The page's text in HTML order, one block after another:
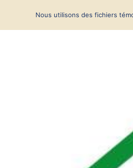
contenu
Nous utilisons des fichiers